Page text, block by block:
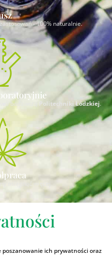
- 100% naturalnie.​
badawczą Politechniki Łódzkiej.
osiągnąć więcej.
poszanowanie ich prywatności oraz